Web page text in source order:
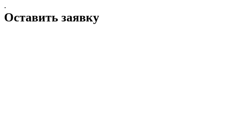
.
Оставить заявку